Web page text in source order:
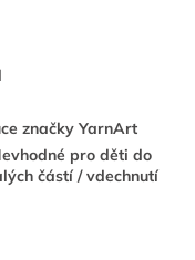
značky YarnArt
pro děti do
částí / vdechnutí